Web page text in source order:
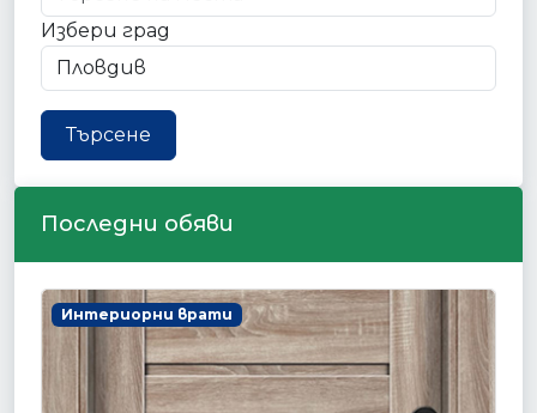
Избери град
Търсене
Последни обяви
Интериорни врати